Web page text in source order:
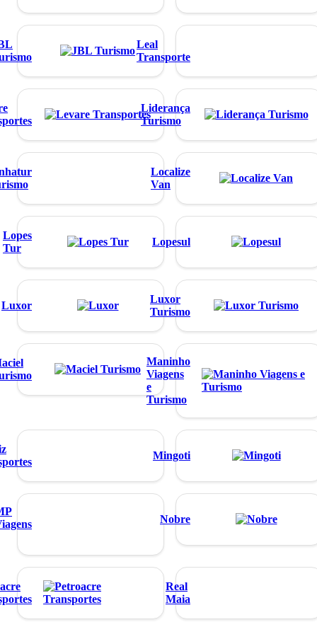
Leal
Transporte
Liderança
Turismo
Localize
Van
Lopes
Tur
Lopesul
Luxor
Luxor
Turismo
Maninho
Viagens
e
Turismo
Mingoti
Nobre
Real
Maia